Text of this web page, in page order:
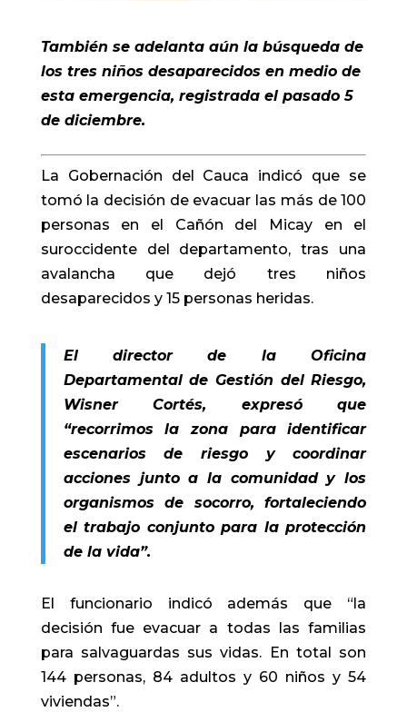
También se adelanta aún la búsqueda de
los tres niños desaparecidos en medio de
esta emergencia, registrada el pasado 5
de diciembre.
La Gobernación del Cauca indicó que se
tomó la decisión de evacuar las más de 100
personas en el Cañón del Micay en el
suroccidente del departamento, tras una
avalancha que dejó tres niños
desaparecidos y 15 personas heridas.
El director de la Oficina
Departamental de Gestión del Riesgo,
Wisner Cortés, expresó que
“recorrimos la zona para identificar
escenarios de riesgo y coordinar
acciones junto a la comunidad y los
organismos de socorro, fortaleciendo
el trabajo conjunto para la protección
de la vida”.
El funcionario indicó además que “la
decisión fue evacuar a todas las familias
para salvaguardas sus vidas. En total son
144 personas, 84 adultos y 60 niños y 54
viviendas”.